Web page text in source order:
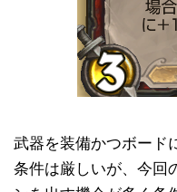
武器を装備かつボード
条件は厳しいが、今回